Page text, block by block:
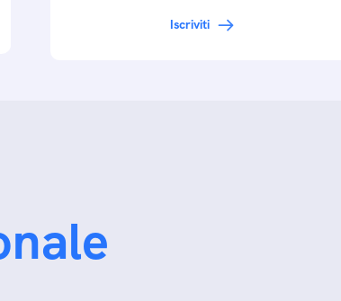
Iscriviti